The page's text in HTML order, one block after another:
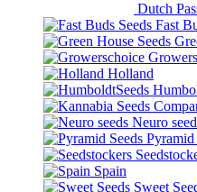
Dutch
Fast
Holland
Neuro
Pyramid
Spain
Sweet